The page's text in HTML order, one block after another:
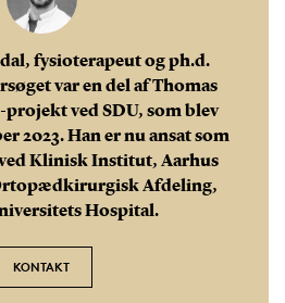
fysioterapeut og ph.d.
var en del af Thomas
ved SDU, som blev
2023. Han er nu ansat som
Klinisk Institut, Aarhus
Afdeling,
Hospital.
KONTAKT